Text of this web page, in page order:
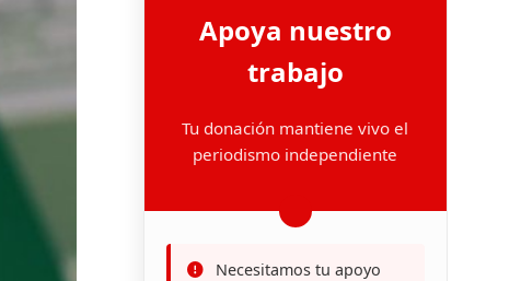
Apoya nuestro
trabajo
Tu donación mantiene vivo el
periodismo independiente
Necesitamos tu apoyo